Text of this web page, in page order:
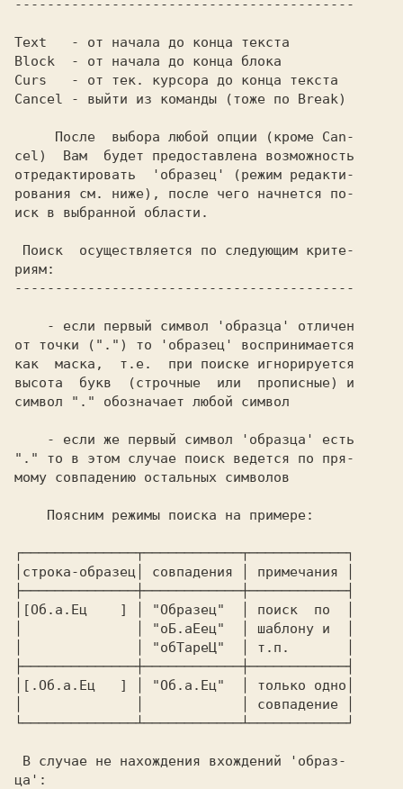
------------------------------------------
Text   - от начала до конца текста
Block  - от начала до конца блока
Curs   - от тек. курсора до конца текста
Cancel - выйти из команды (тоже по Break)
cel)  Вам  будет предоставлена возможность
отредактировать  'образец' (режим редакти-
рования см. ниже), после чего начнется по-
иск в выбранной области.
риям:
------------------------------------------
от точки (".") то 'образец' воспринимается
как  маска,  т.е.  при поиске игнорируется
высота  букв  (строчные  или  прописные) и
символ "." обозначает любой символ
"." то в этом случае поиск ведется по пря-
мому совпадению остальных символов
┌──────────────┬────────────┬────────────┐
│строка-образец│ совпадения │ примечания │
├──────────────┼────────────┼────────────┤
│[Об.а.Ец    ] │ "Образец"  │ поиск  по  │
│              │ "оБ.аЕец"  │ шаблону и  │
│              │ "обТареЦ"  │ т.п.       │
├──────────────┼────────────┼────────────┤
│[.Об.а.Ец   ] │ "Об.а.Ец"  │ только одно│
│              │            │ совпадение │
└──────────────┴────────────┴────────────┘
ца':